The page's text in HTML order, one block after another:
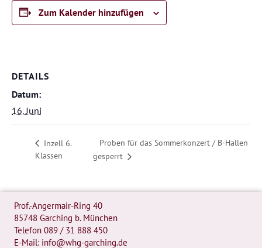
Zum Kalender hinzufügen
DETAILS
Datum:
16. Juni
Inzell 6.
Klassen
Proben für das Sommerkonzert / B-Hallen
gesperrt
Prof.-Angermair-Ring 40
85748 Garching b. München
Telefon 089 / 31 888 450
E-Mail: info@whg-garching.de